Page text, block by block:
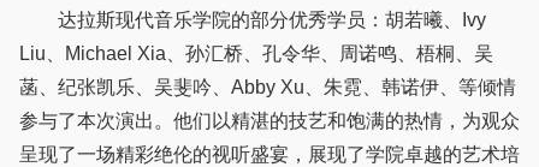
达拉斯现代音乐学院的部分优秀学员：胡若曦、Ivy
Liu、Michael Xia、孙汇桥、孔令华、周诺鸣、梧桐、吴
菡、纪张凯乐、吴斐吟、Abby Xu、朱霓、韩诺伊、等倾情
参与了本次演出。他们以精湛的技艺和饱满的热情，为观众
呈现了一场精彩绝伦的视听盛宴，展现了学院卓越的艺术培